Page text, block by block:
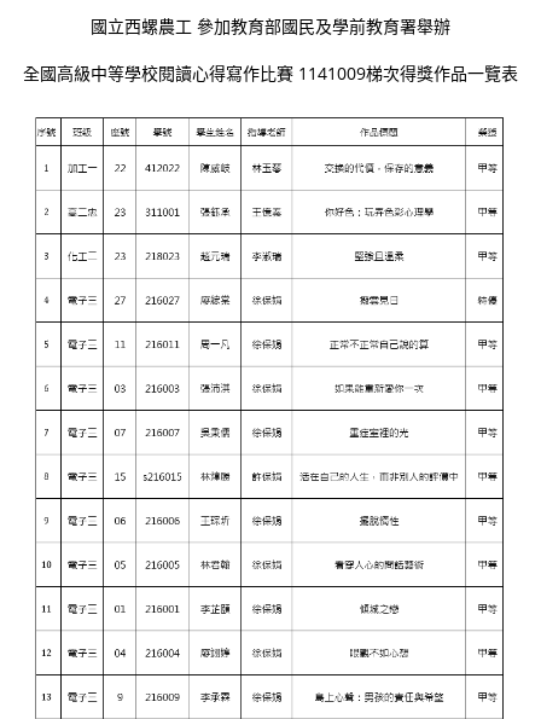
國立西螺農工 參加教育部國民及學前教育署舉辦
全國高級中等學校閱讀心得寫作比賽 1141009梯次得獎作品一覽表